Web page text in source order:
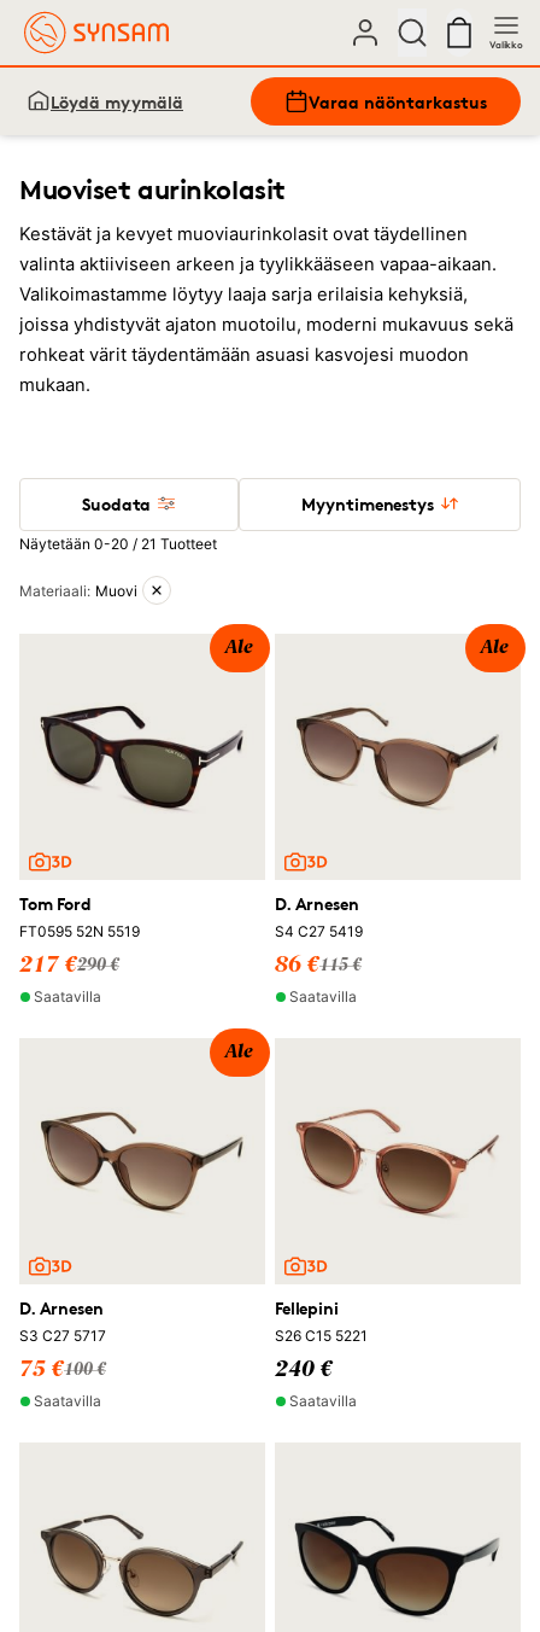
Valikko
Löydä myymälä Varaa näöntarkastus
Muoviset aurinkolasit
Kestävät ja kevyet muoviaurinkolasit ovat täydellinen
valinta aktiiviseen arkeen ja tyylikkääseen vapaa-aikaan.
Valikoimastamme löytyy laaja sarja erilaisia kehyksiä,
joissa yhdistyvät ajaton muotoilu, moderni mukavuus sekä
rohkeat värit täydentämään asuasi kasvojesi muodon
mukaan.
Suodata Myyntimenestys
Näytetään 0-20 / 21 Tuotteet
Aktiiviset suodattimet
Materiaali: Muovi
Ale
Tom Ford
FT0595 52N 5519
217 €290 €
Saatavilla
Ale
D. Arnesen
S4 C27 5419
86 €115 €
Saatavilla
Ale
D. Arnesen
S3 C27 5717
75 €100 €
Saatavilla
Fellepini
S26 C15 5221
240 €
Saatavilla